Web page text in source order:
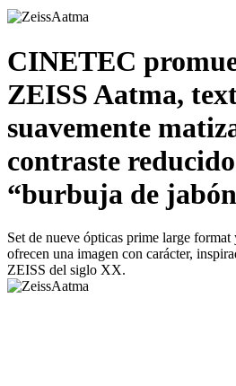
CINETEC
ZEISS Aatma,
suavemente
contraste
“burbuja de
Set de nueve ópticas prime large
ofrecen una imagen con carácter,
ZEISS del siglo XX.